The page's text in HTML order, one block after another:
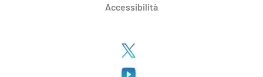
Accessibilità